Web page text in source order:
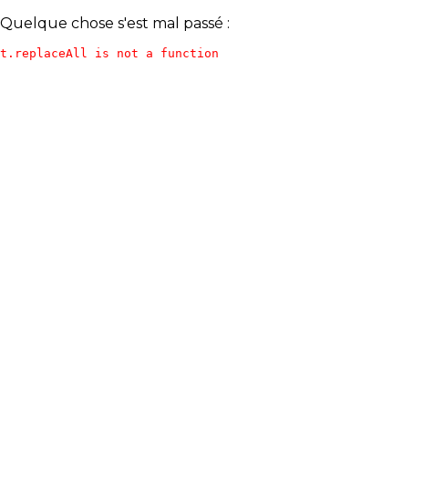
Quelque chose s'est mal passé :
t.replaceAll is not a function